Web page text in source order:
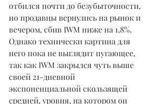
отбился почти до безубыточности,
но продавцы вернулись на рынок и
вечером, сбив IWM ниже на 1,8%.
Однако технически картина для
него пока не выглядит пугающее,
так как IWM закрылся чуть выше
своей 21-дневной
экспоненциальной скользящей
средней, уровня, на котором он